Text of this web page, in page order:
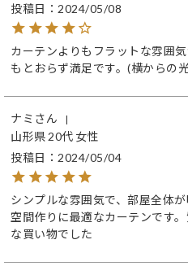
投稿日
2024/05/08
カーテンよりもフラットな雰囲
もとおらず満足です。(横からの
ナミ
山形県 20代 女性
投稿日
2024/05/04
シンプルな雰囲気で、部屋全体
空間作りに最適なカーテンです
な買い物でした